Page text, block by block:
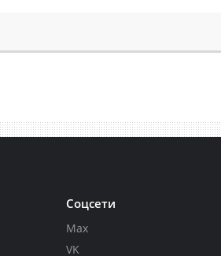
Соцсети
Max
VK